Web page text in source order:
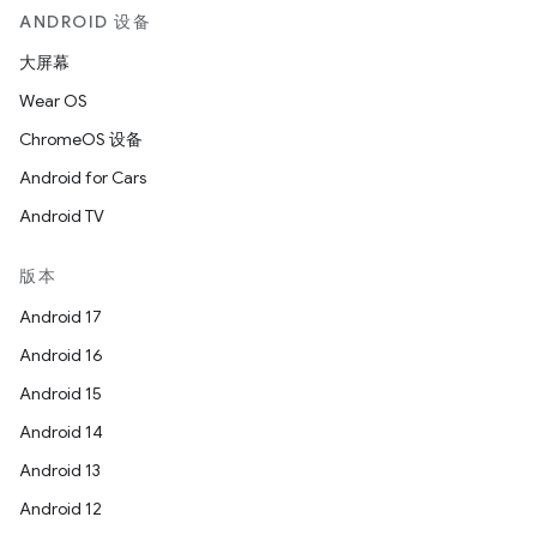
ANDROID 设备
大屏幕
Wear OS
ChromeOS 设备
Android for Cars
Android TV
版本
Android 17
Android 16
Android 15
Android 14
Android 13
Android 12